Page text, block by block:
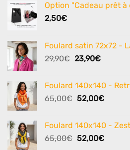
Option "Cadeau prêt à
2,50€
Foulard satin 72x72 -
29,90€ Le
était :
29,90€.
23,90€Le
est :
23,90€.
Foulard 140x140 -
65,00€ Le
était :
65,00€.
52,00€Le
est :
52,00€.
Foulard 140x140 -
65,00€ Le
52,00€Le